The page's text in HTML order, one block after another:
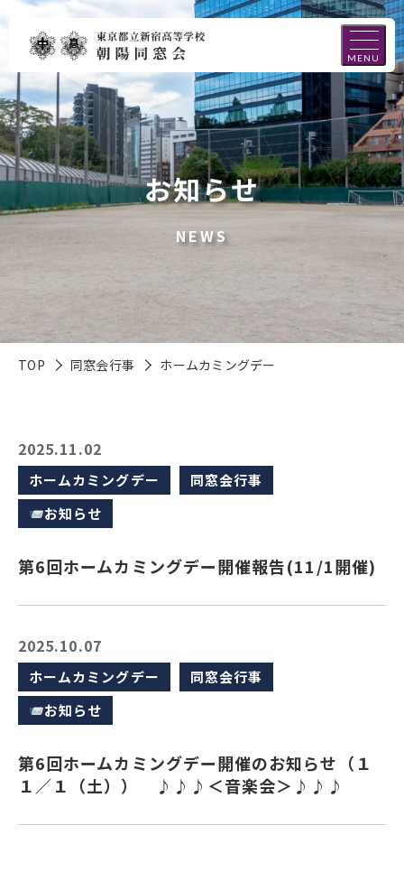
MENU
お知らせ
NEWS
TOP 同窓会行事 ホームカミングデー
2025.11.02
ホームカミングデー
同窓会行事
お知らせ
第6回ホームカミングデー開催報告(11/1開催)
2025.10.07
ホームカミングデー
同窓会行事
お知らせ
第6回ホームカミングデー開催のお知らせ（１
１／１（土）） ♪♪♪＜音楽会＞♪♪♪